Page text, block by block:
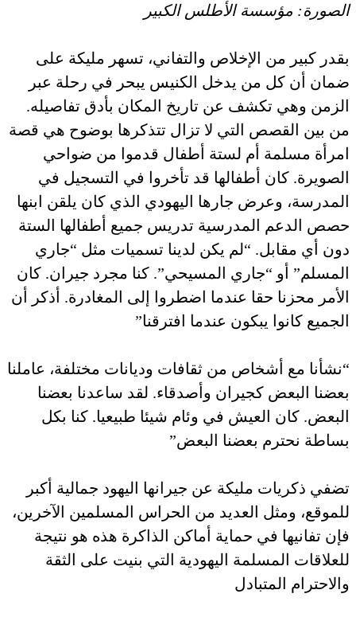
الصورة: مؤسسة الأطلس الكبير
بقدر كبير من الإخلاص والتفاني، تسهر مليكة على
ضمان أن كل من يدخل الكنيس يبحر في رحلة عبر
الزمن وهي تكشف عن تاريخ المكان بأدق تفاصيله.
من بين القصص التي لا تزال تتذكرها بوضوح هي قصة
امرأة مسلمة أم لستة أطفال قدموا من ضواحي
الصويرة. كان أطفالها قد تأخروا في التسجيل في
المدرسة، وعرض جارها اليهودي الذي كان يلقن ابنها
حصص الدعم المدرسية تدريس جميع أطفالها الستة
دون أي مقابل. “لم يكن لدينا تسميات مثل “جاري
المسلم” أو “جاري المسيحي”. كنا مجرد جيران. كان
الأمر محزنا حقا عندما اضطروا إلى المغادرة. أذكر أن
الجميع كانوا يبكون عندما افترقنا”
“نشأنا مع أشخاص من ثقافات وديانات مختلفة، عاملنا
بعضنا البعض كجيران وأصدقاء. لقد ساعدنا بعضنا
البعض. كان العيش في وئام شيئا طبيعيا. كنا بكل
بساطة نحترم بعضنا البعض”
تضفي ذكريات مليكة عن جيرانها اليهود جمالية أكبر
للموقع، ومثل العديد من الحراس المسلمين الآخرين،
فإن تفانيها في حماية أماكن الذاكرة هذه هو نتيجة
للعلاقات المسلمة اليهودية التي بنيت على الثقة
والاحترام المتبادل